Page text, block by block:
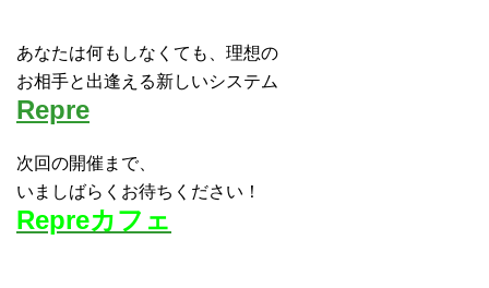
あなたは何もしなくても、理想の
お相手と出逢える新しいシステム
Repre
次回の開催まで、
いましばらくお待ちください！
Repreカフェ